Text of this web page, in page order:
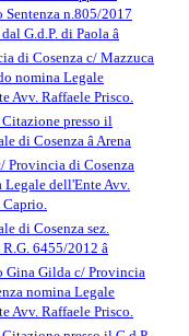
Sentenza n.805/2017
G.d.P. di Paola â
di Cosenza c/ Mazzuca
nomina Legale
Avv. Raffaele Prisco.
presso il
di Cosenza â Arena
Provincia di Cosenza
Legale dell'Ente Avv.
di Cosenza sez.
6455/2012 â
Gina Gilda c/ Provincia
nomina Legale
Avv. Raffaele Prisco.